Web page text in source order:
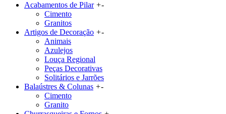
Acabamentos de Pilar +-
Cimento
Granitos
Artigos de Decoração +-
Animais
Azulejos
Louça Regional
Peças Decorativas
Solitários e Jarrões
Balaústres & Colunas +-
Cimento
Granito